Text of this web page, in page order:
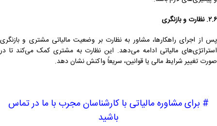
۲.۶. نظارت و بازنگری
پس از اجرای راهکارها، مشاور به نظارت بر وضعیت مالیاتی مشتری و بازنگری
استراتژی‌های مالیاتی ادامه می‌دهد. این نظارت به مشتری کمک می‌کند تا در
صورت تغییر شرایط مالی یا قوانین، سریعاً واکنش نشان دهد.
# برای مشاوره مالیاتی با کارشناسان مجرب با ما در تماس
باشید